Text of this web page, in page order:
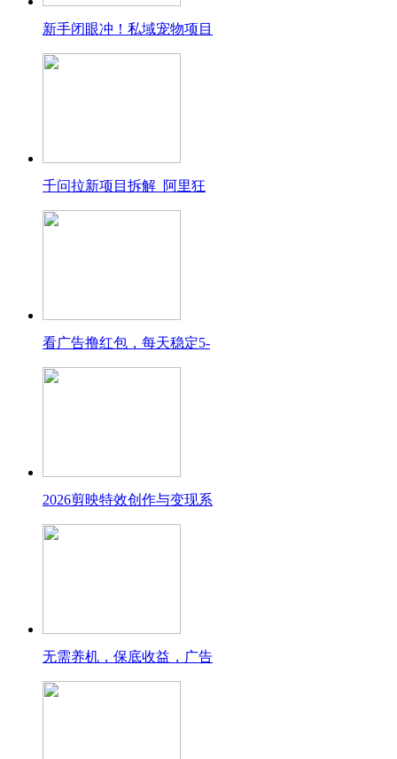
新手闭眼冲！私域宠物项目
千问拉新项目拆解_阿里狂
看广告撸红包，每天稳定5-
2026剪映特效创作与变现系
无需养机，保底收益，广告